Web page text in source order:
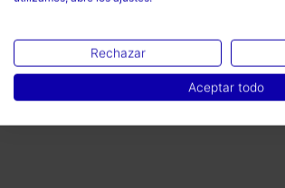
Rechazar
Aceptar todo